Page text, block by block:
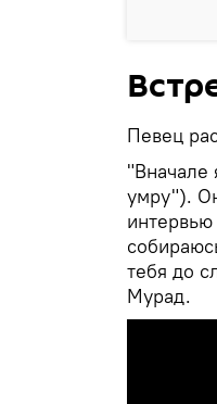
Певец
умру").
тебя до
Мурад.